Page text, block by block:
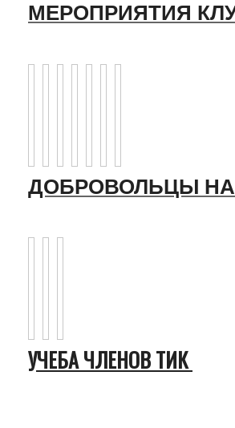
МЕРОПРИЯТИЯ
ДОБРОВОЛЬЦЫ
УЧЕБА ЧЛЕНОВ ТИК